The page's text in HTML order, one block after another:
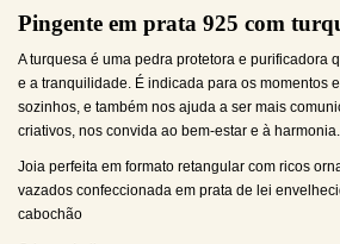
Pingente em prata 925 com
A turquesa é uma pedra protetora e purificadora
e a tranquilidade. É indicada para os momentos
sozinhos, e também nos ajuda a ser mais
criativos, nos convida ao bem-estar e à harmonia.
Joia perfeita em formato retangular com ricos
vazados confeccionada em prata de lei
cabochão